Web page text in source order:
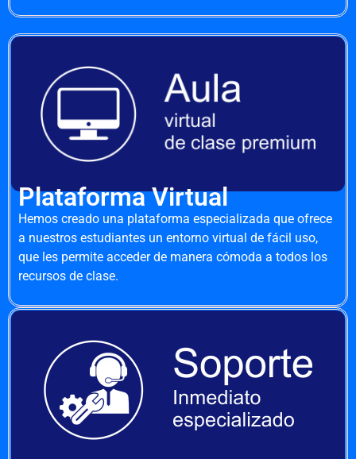
Plataforma Virtual
Hemos creado una plataforma especializada que ofrece
a nuestros estudiantes un entorno virtual de fácil uso,
que les permite acceder de manera cómoda a todos los
recursos de clase.